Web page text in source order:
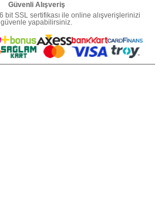
Güvenli Alışveriş
bit SSL sertifikası ile online alışverişlerinizi
güvenle yapabilirsiniz.